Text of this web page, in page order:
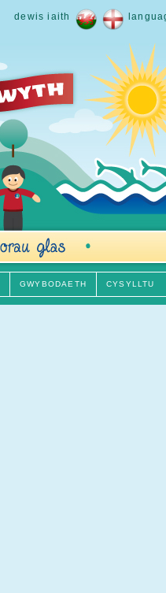
dewis iaith
GWYBODAETH CYSYLLTU